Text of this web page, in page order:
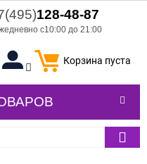
128-48-87
с10:00 до 21:00
Корзина пуста